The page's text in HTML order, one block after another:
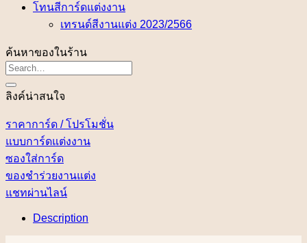
โทนสีการ์ดแต่งงาน
เทรนด์สีงานแต่ง 2023/2566
ค้นหาของในร้าน
ลิงค์น่าสนใจ
ราคาการ์ด / โปรโมชั่น
แบบการ์ดแต่งงาน
ซองใส่การ์ด
ของชำร่วยงานแต่ง
แชทผ่านไลน์
Description